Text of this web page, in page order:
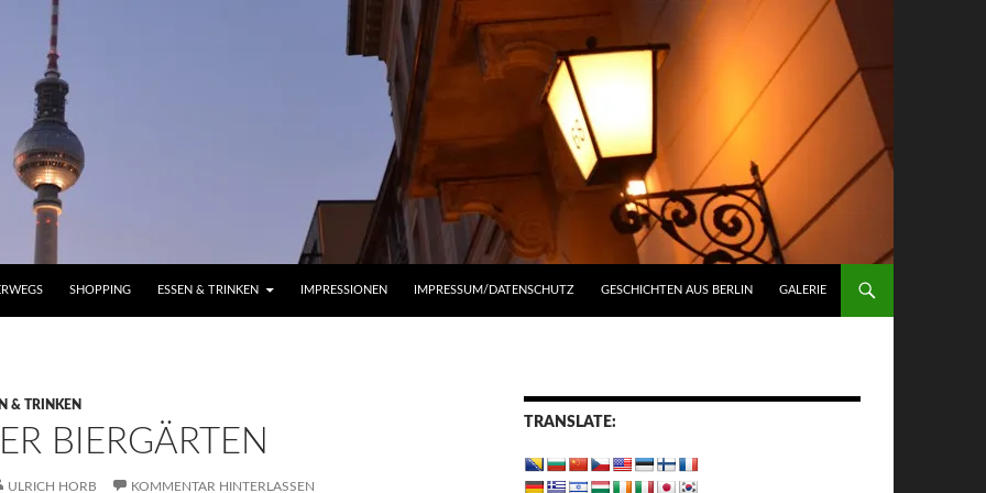
SHOPPING ESSEN & TRINKEN IMPRESSIONEN IMPRESSUM/DATENSCHUTZ GESCHICHTEN AUS BERLIN GALERIE
& TRINKEN
BIERGÄRTEN
ULRICH HORB KOMMENTAR HINTERLASSEN
TRANSLATE: